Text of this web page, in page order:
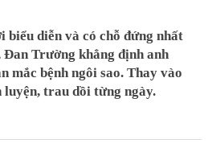
biểu diễn và có chỗ đứng nhất
Trường khẳng định anh
mắc bệnh ngôi sao. Thay vào
luyện, trau dồi từng ngày.